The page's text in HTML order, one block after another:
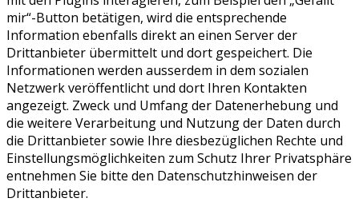
mir“-Button betätigen, wird die entsprechende
Information ebenfalls direkt an einen Server der
Drittanbieter übermittelt und dort gespeichert. Die
Informationen werden ausserdem in dem sozialen
Netzwerk veröffentlicht und dort Ihren Kontakten
angezeigt. Zweck und Umfang der Datenerhebung und
die weitere Verarbeitung und Nutzung der Daten durch
die Drittanbieter sowie Ihre diesbezüglichen Rechte und
Einstellungsmöglichkeiten zum Schutz Ihrer Privatsphäre
entnehmen Sie bitte den Datenschutzhinweisen der
Drittanbieter.